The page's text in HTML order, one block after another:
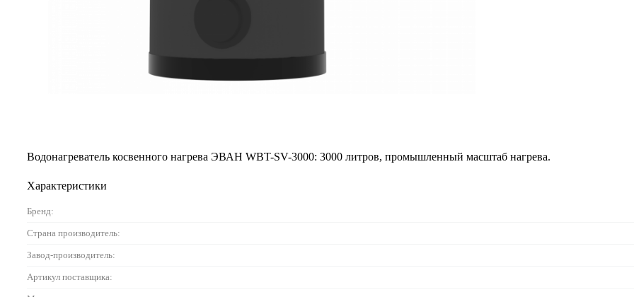
Водонагреватель косвенного нагрева ЭВАН WBT-SV-3000: 3000 литров, промышленный масштаб нагрева.
Характеристики
Бренд:
Страна производитель:
Завод-производитель:
Артикул поставщика: